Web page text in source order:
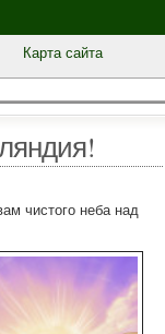
Карта сайта
чистого неба над